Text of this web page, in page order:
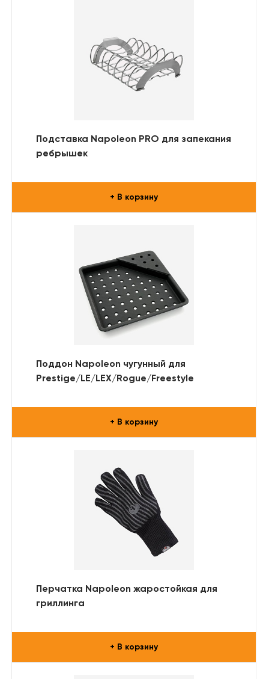
Подставка Napoleon PRO для запекания
ребрышек
+ В корзину
Поддон Napoleon чугунный для
Prestige/LE/LEX/Rogue/Freestyle
+ В корзину
Перчатка Napoleon жаростойкая для
гриллинга
+ В корзину